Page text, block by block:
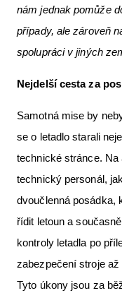
nám jednak pomůže
případy, ale zároveň
spolupráci v jiných
Nejdelší cesta za
Samotná mise by
se o letadlo starali
technické stránce.
technický personál,
dvoučlenná posádka,
řídit letoun a
kontroly letadla po
zabezpečení stroje
Tyto úkony jsou za